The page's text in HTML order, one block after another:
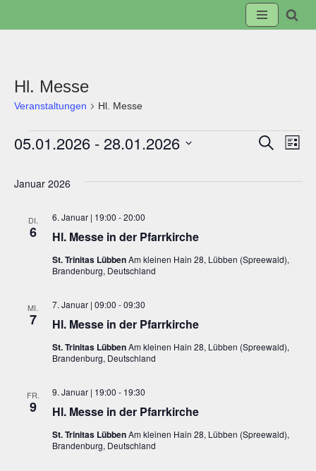
Hl. Messe
Veranstaltungen Hl. Messe
Suche
Suche
Liste
05.01.2026 - 28.01.2026
wählen.
Januar 2026
DI.
6 Hl. Messe in der Pfarrkirche
6. Januar | 19:00 -20:00
St. Trinitas LübbenAm kleinen Hain 28, Lübben (Spreewald),
Brandenburg, Deutschland
MI.
7 Hl. Messe in der Pfarrkirche
7. Januar | 09:00 -09:30
St. Trinitas LübbenAm kleinen Hain 28, Lübben (Spreewald),
Brandenburg, Deutschland
FR.
9 Hl. Messe in der Pfarrkirche
9. Januar | 19:00 - 19:30
St. Trinitas LübbenAm kleinen Hain 28, Lübben (Spreewald),
Brandenburg, Deutschland